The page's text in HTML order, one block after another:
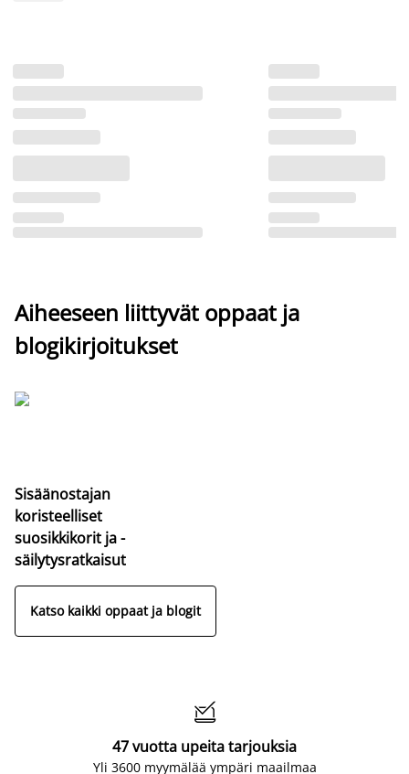
Aiheeseen liittyvät oppaat ja
blogikirjoitukset
Sisäänostajan
koristeelliset
suosikkikorit ja -
säilytysratkaisut
Katso kaikki oppaat ja blogit

47 vuotta upeita tarjouksia
Yli 3600 myymälää ympäri maailmaa